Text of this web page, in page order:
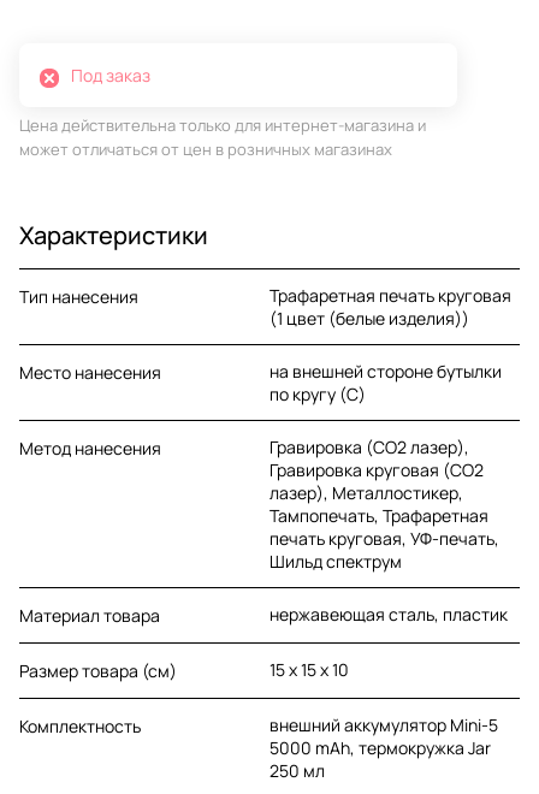
Под заказ
Цена действительна только для интернет-магазина и
может отличаться от цен в розничных магазинах
Характеристики
Тип нанесения
Трафаретная печать круговая
(1 цвет (белые изделия))
Место нанесения
на внешней стороне бутылки
по кругу (C)
Метод нанесения
Гравировка (CO2 лазер),
Гравировка круговая (CO2
лазер), Металлостикер,
Тампопечать, Трафаретная
печать круговая, УФ-печать,
Шильд спектрум
Материал товара нержавеющая cталь, пластик
Размер товара (см) 15 х 15 х 10
Комплектность
внешний аккумулятор Mini-5
5000 mAh, термокружка Jar
250 мл